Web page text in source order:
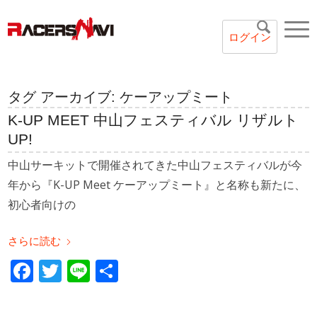
ログイン
タグ アーカイブ:ケーアップミート
K-UP MEET 中山フェスティバル リザルト
UP!
中山サーキットで開催されてきた中山フェスティバルが今
年から『K-UP Meet ケーアップミート』と名称も新たに、
初心者向けの
さらに読む
Facebook
Twitter
Line